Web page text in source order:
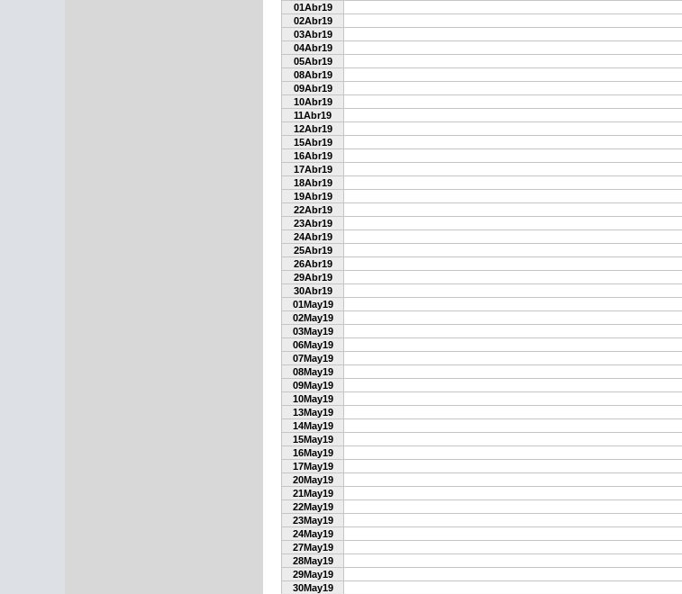
01Abr19
02Abr19
03Abr19
04Abr19
05Abr19
08Abr19
09Abr19
10Abr19
11Abr19
12Abr19
15Abr19
16Abr19
17Abr19
18Abr19
19Abr19
22Abr19
23Abr19
24Abr19
25Abr19
26Abr19
29Abr19
30Abr19
01May19
02May19
03May19
06May19
07May19
08May19
09May19
10May19
13May19
14May19
15May19
16May19
17May19
20May19
21May19
22May19
23May19
24May19
27May19
28May19
29May19
30May19